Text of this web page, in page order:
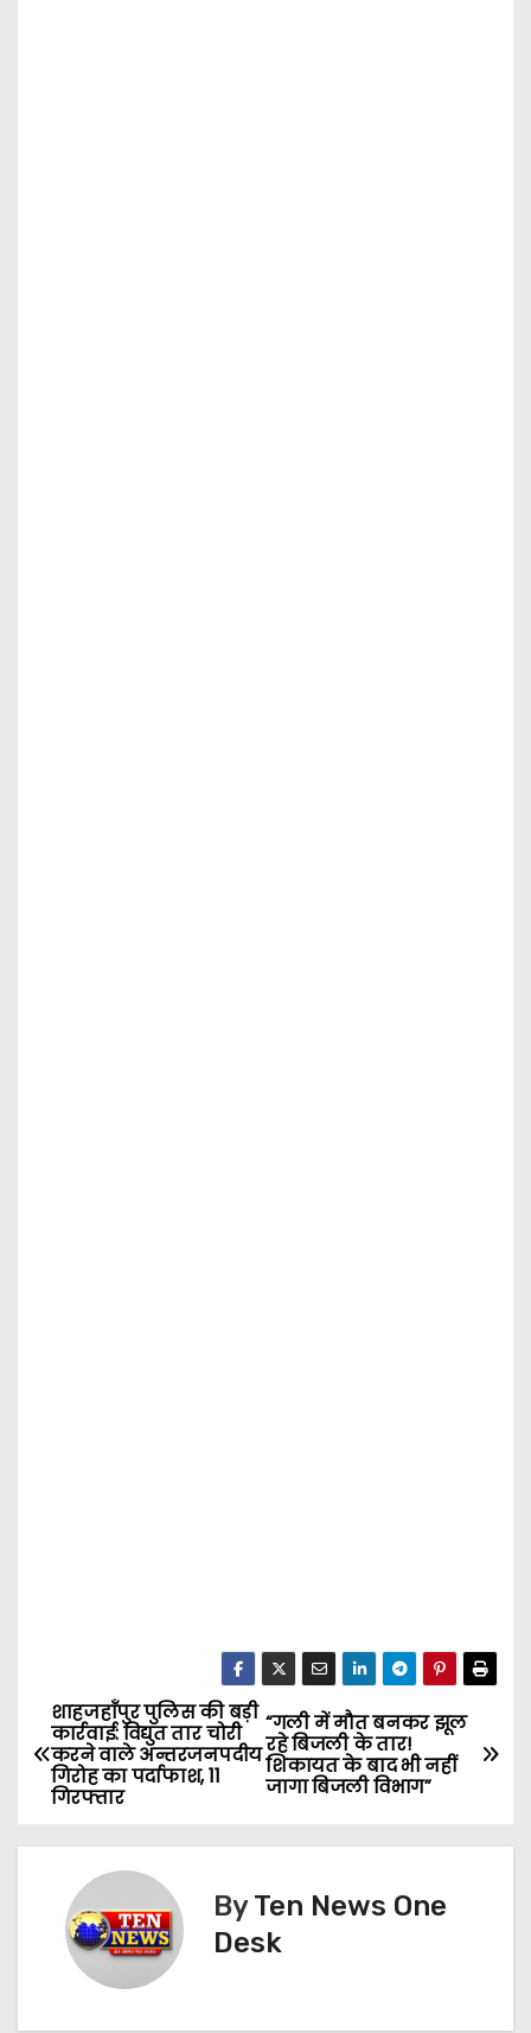
P
o
“गली में मौत बनकर झूल
रहे बिजली के तार!
शिकायत के बाद भी नहीं
जागा बिजली विभाग”
शाहजहाँपुर पुलिस की बड़ी
कार्रवाई: विद्युत तार चोरी
करने वाले अन्तरजनपदीय
गिरोह का पर्दाफाश, 11
गिरफ्तार
ByTen News One
Desk